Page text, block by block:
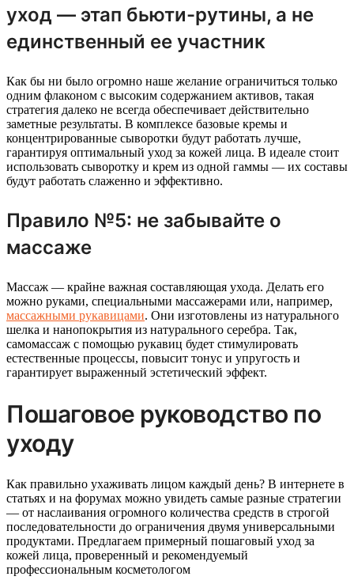
уход — этап бьюти-рутины, а не
единственный ее участник
Как бы ни было огромно наше желание ограничиться только
одним флаконом с высоким содержанием активов, такая
стратегия далеко не всегда обеспечивает действительно
заметные результаты. В комплексе базовые кремы и
концентрированные сыворотки будут работать лучше,
гарантируя оптимальный уход за кожей лица. В идеале стоит
использовать сыворотку и крем из одной гаммы — их составы
будут работать слаженно и эффективно.
Правило №5: не забывайте о
массаже
Массаж — крайне важная составляющая ухода. Делать его
можно руками, специальными массажерами или, например,
массажными рукавицами. Они изготовлены из натурального
шелка и нанопокрытия из натурального серебра. Так,
самомассаж с помощью рукавиц будет стимулировать
естественные процессы, повысит тонус и упругость и
гарантирует выраженный эстетический эффект.
Пошаговое руководство по
уходу
Как правильно ухаживать лицом каждый день? В интернете в
статьях и на форумах можно увидеть самые разные стратегии
— от наслаивания огромного количества средств в строгой
последовательности до ограничения двумя универсальными
продуктами. Предлагаем примерный пошаговый уход за
кожей лица, проверенный и рекомендуемый
профессиональным косметологом